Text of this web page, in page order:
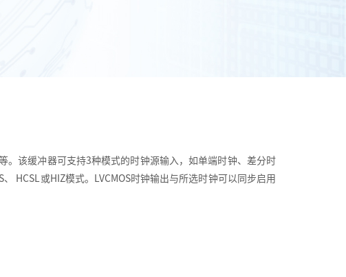
。该缓冲器可支持3种模式的时钟源输入，如单端时钟、差分时
HCSL或HIZ模式。LVCMOS时钟输出与所选时钟可以同步启用